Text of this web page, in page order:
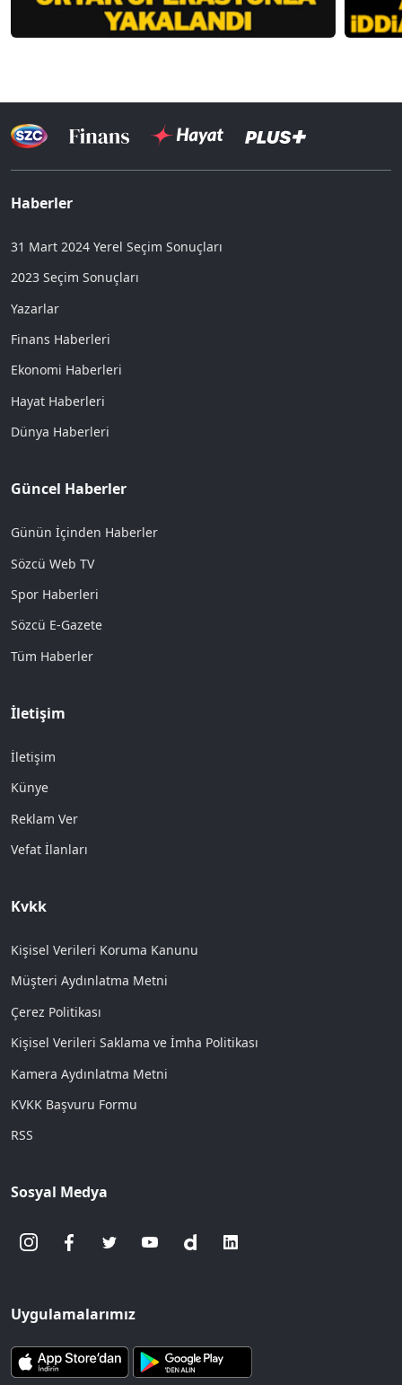
Haberler
31 Mart 2024 Yerel Seçim Sonuçları
2023 Seçim Sonuçları
Yazarlar
Finans Haberleri
Ekonomi Haberleri
Hayat Haberleri
Dünya Haberleri
Güncel Haberler
Günün İçinden Haberler
Sözcü Web TV
Spor Haberleri
Sözcü E-Gazete
Tüm Haberler
İletişim
İletişim
Künye
Reklam Ver
Vefat İlanları
Kvkk
Kişisel Verileri Koruma Kanunu
Müşteri Aydınlatma Metni
Çerez Politikası
Kişisel Verileri Saklama ve İmha Politikası
Kamera Aydınlatma Metni
KVKK Başvuru Formu
RSS
Sosyal Medya
Uygulamalarımız